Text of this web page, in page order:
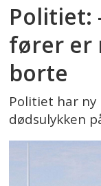
Politiet:
fører er
borte
Politiet har
dødsulykken